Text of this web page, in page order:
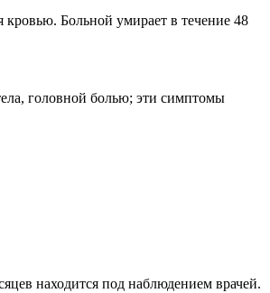
кровью. Больной умирает в течение 48
головной болью; эти симптомы
находится под наблюдением врачей.